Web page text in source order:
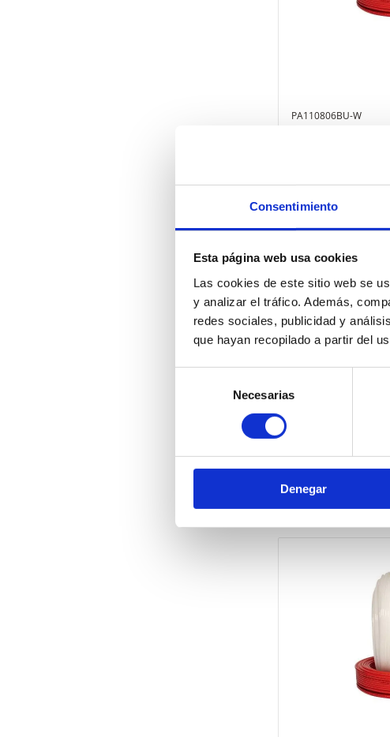
Consentimiento
Esta página web usa cookies
Las cookies de este sitio web se
y analizar el tráfico. Además,
redes sociales, publicidad y
que hayan recopilado a partir del
consentimiento
Necesarias
Denegar
PA110806BU-W
PA110806W-W
Tubo de
Ø8x6 bobina de